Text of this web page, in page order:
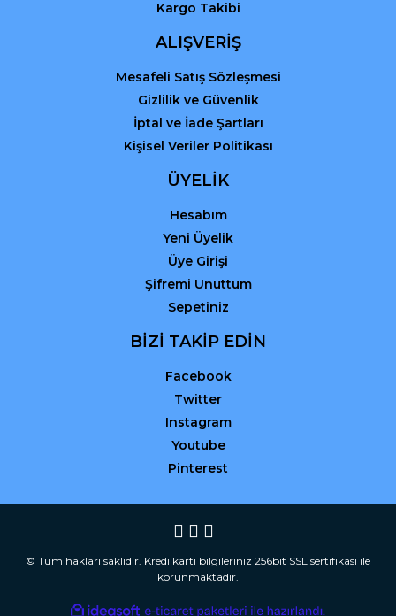
Kargo Takibi
ALIŞVERİŞ
Mesafeli Satış Sözleşmesi
Gizlilik ve Güvenlik
İptal ve İade Şartları
Kişisel Veriler Politikası
ÜYELİK
Hesabım
Yeni Üyelik
Üye Girişi
Şifremi Unuttum
Sepetiniz
BİZİ TAKİP EDİN
Facebook
Twitter
Instagram
Youtube
Pinterest
© Tüm hakları saklıdır. Kredi kartı bilgileriniz 256bit SSL sertifikası ile
korunmaktadır.
ideasoft e-